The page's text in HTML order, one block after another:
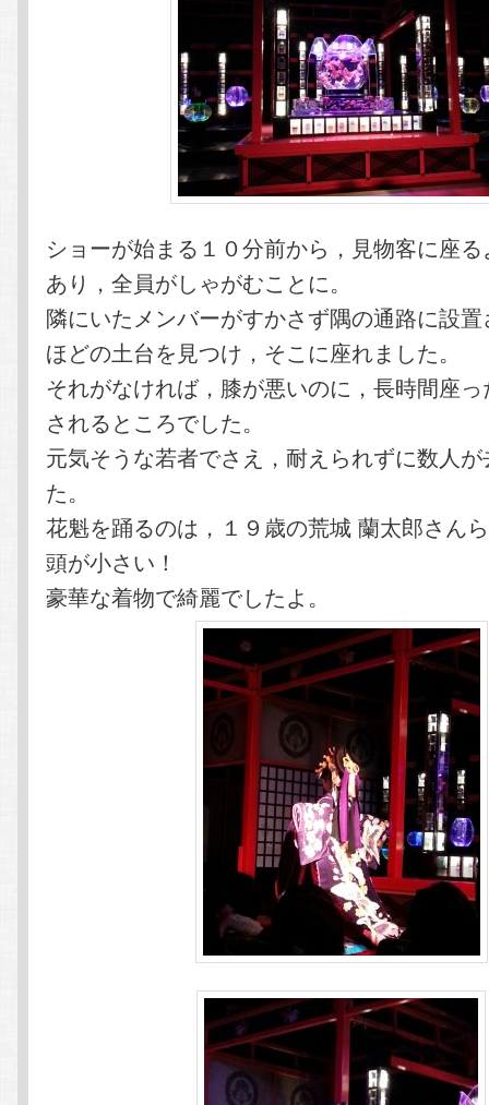
ショーが始まる１０分前から，見物客に座
あり，全員がしゃがむことに。
隣にいたメンバーがすかさず隅の通路に設
ほどの土台を見つけ，そこに座れました。
それがなければ，膝が悪いのに，長時間座
されるところでした。
元気そうな若者でさえ，耐えられずに数人
た。
花魁を踊るのは，１９歳の荒城 蘭太郎さん
頭が小さい！
豪華な着物で綺麗でしたよ。